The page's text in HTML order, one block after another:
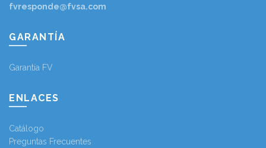
fvresponde@fvsa.com
GARANTÍA
Garantía FV
ENLACES
Catálogo
Preguntas Frecuentes